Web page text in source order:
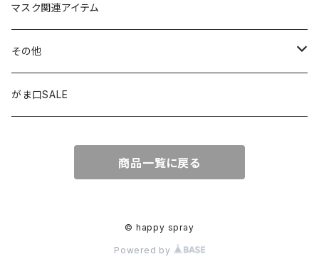
ミニサンキャッチャー
窓用サンキャッチャー
ブックマーカー
長財布
ペンケース
通帳ケース
チャーム
ストラップ
ペンダント
メガネストラップ
マスク関連アイテム
その他
アジャスター
がま口SALE
商品一覧に戻る
© happy spray
Powered by